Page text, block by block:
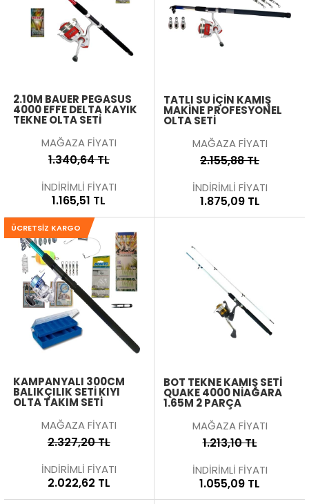
2.10M BAUER PEGASUS
4000 EFFE DELTA KAYIK
TEKNE OLTA SETI
MAĞAZA FİYATI
1.340,64 TL
İNDİRİMLİ FİYATI
1.165,51 TL
TATLI SU İÇIN KAMIŞ
MAKINE PROFESYONEL
OLTA SETI
MAĞAZA FİYATI
2.155,88 TL
İNDİRİMLİ FİYATI
1.875,09 TL
ÜCRETSIZ KARGO
KAMPANYALI 300CM
BALIKÇILIK SETI KIYI
OLTA TAKIM SETI
MAĞAZA FİYATI
2.327,20 TL
İNDİRİMLİ FİYATI
2.022,62 TL
BOT TEKNE KAMIŞ SETI
QUAKE 4000 NIAGARA
1.65M 2 PARÇA
MAĞAZA FİYATI
1.213,10 TL
İNDİRİMLİ FİYATI
1.055,09 TL